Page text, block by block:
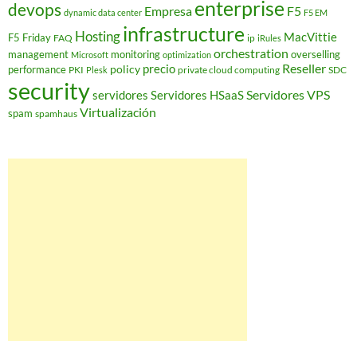
devops dynamic data center Empresa enterprise F5 F5 EM
F5 Friday FAQ Hostinginfrastructure ip iRules MacVittie
management Microsoft monitoring optimization orchestration overselling
performance PKI Plesk policy precio private cloud computing Reseller SDC
securityservidores Servidores HSaaSServidores VPS
spam spamhaus Virtualización